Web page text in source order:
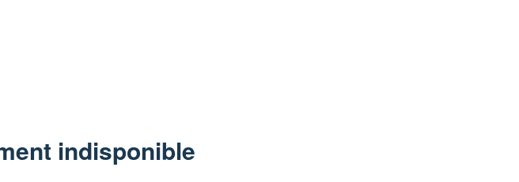
indisponible